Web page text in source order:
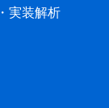
実装解析